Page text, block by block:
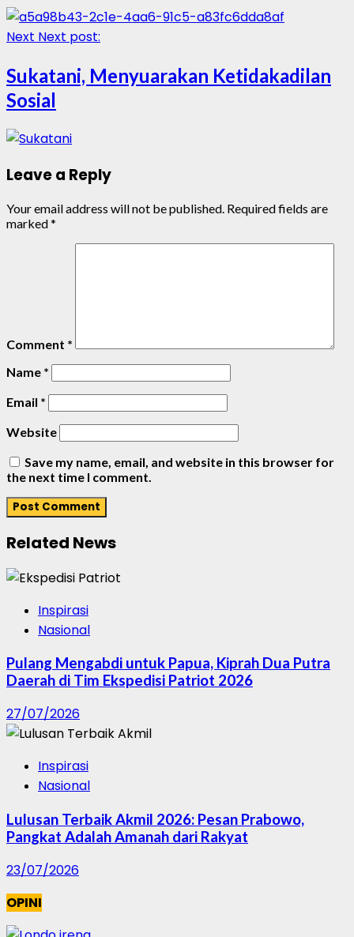
Next Next post:
Sukatani, Menyuarakan Ketidakadilan
Sosial
Leave a Reply
Your email address will not be published. Required fields are
marked*
Comment *
Name *
Email *
Website
Save my name, email, and website in this browser for
the next time I comment.
Related News
Inspirasi
Nasional
Pulang Mengabdi untuk Papua, Kiprah Dua Putra
Daerah di Tim Ekspedisi Patriot 2026
27/07/2026
Inspirasi
Nasional
Lulusan Terbaik Akmil 2026: Pesan Prabowo,
Pangkat Adalah Amanah dari Rakyat
23/07/2026
OPINI